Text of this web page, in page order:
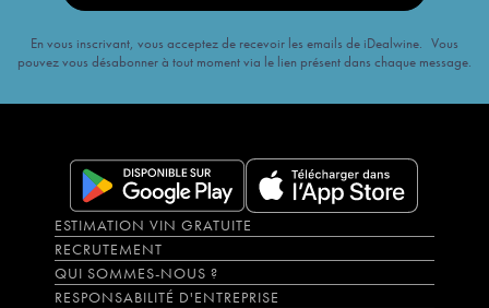
En vous inscrivant, vous acceptez de recevoir les emails de iDealwine. Vous
pouvez vous désabonner à tout moment via le lien présent dans chaque message.
ESTIMATION VIN GRATUITE
RECRUTEMENT
QUI SOMMES-NOUS ?
RESPONSABILITÉ D'ENTREPRISE